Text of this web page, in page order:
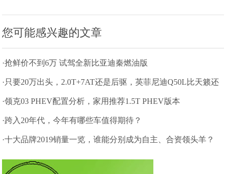
您可能感兴趣的文章
·抢鲜价不到6万 试驾全新比亚迪秦燃油版
·只要20万出头，2.0T+7AT还是后驱，英菲尼迪Q50L比天籁还
值
·领克03 PHEV配置分析，家用推荐1.5T PHEV版本
·跨入20年代，今年有哪些车值得期待？
·十大品牌2019销量一览，谁能分别成为自主、合资领头羊？